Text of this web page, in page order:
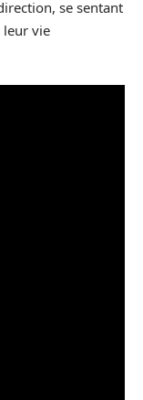
se sentant
leur vie